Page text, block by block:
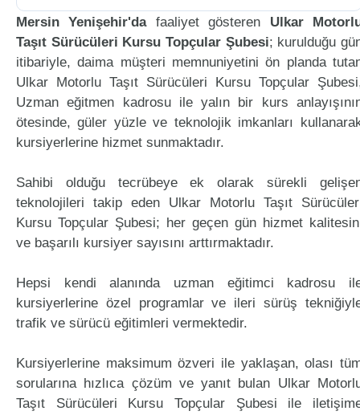
Mersin Yenişehir'dafaaliyet gösteren Ulkar
Taşıt Sürücüleri Kursu Topçular Şubesi; kurulduğu
itibariyle, daima müşteri memnuniyetini ön planda
Ulkar Motorlu Taşıt Sürücüleri Kursu Topçular
Uzman eğitmen kadrosu ile yalın bir kurs
ötesinde, güler yüzle ve teknolojik imkanları
kursiyerlerine hizmet sunmaktadır.
Sahibi olduğu tecrübeye ek olarak sürekli
teknolojileri takip eden Ulkar Motorlu Taşıt
Kursu Topçular Şubesi; her geçen gün hizmet
ve başarılı kursiyer sayısını arttırmaktadır.
Hepsi kendi alanında uzman eğitimci kadrosu
kursiyerlerine özel programlar ve ileri sürüş
trafik ve sürücü eğitimleri vermektedir.
Kursiyerlerine maksimum özveri ile yaklaşan, olası
sorularına hızlıca çözüm ve yanıt bulan Ulkar
Taşıt Sürücüleri Kursu Topçular Şubesi ile